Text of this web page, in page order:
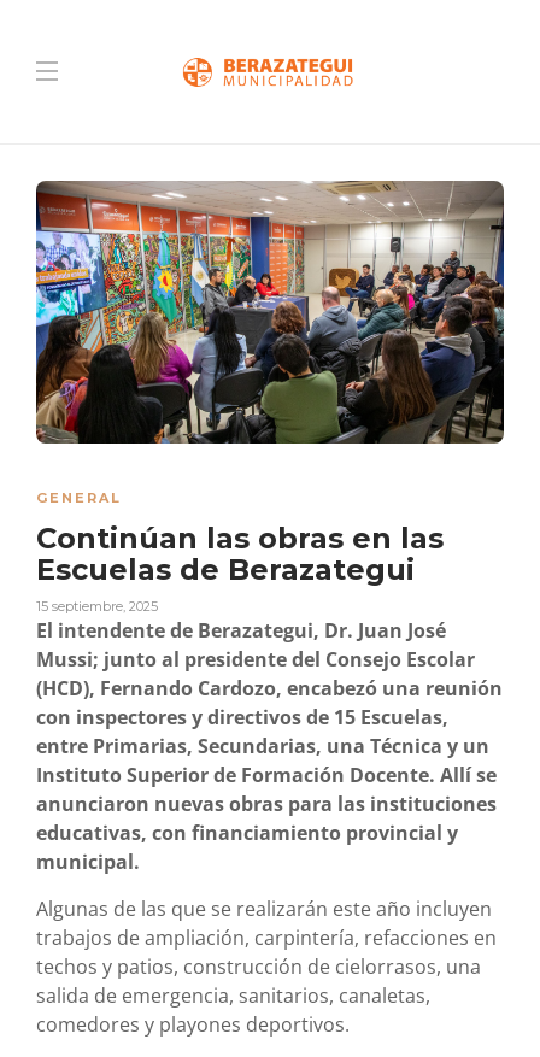
GENERAL
Continúan las obras en las
Escuelas de Berazategui
15 septiembre, 2025
El intendente de Berazategui, Dr. Juan José
Mussi; junto al presidente del Consejo Escolar
(HCD), Fernando Cardozo, encabezó una reunión
con inspectores y directivos de 15 Escuelas,
entre Primarias, Secundarias, una Técnica y un
Instituto Superior de Formación Docente. Allí se
anunciaron nuevas obras para las instituciones
educativas, con financiamiento provincial y
municipal.
Algunas de las que se realizarán este año incluyen
trabajos de ampliación, carpintería, refacciones en
techos y patios, construcción de cielorrasos, una
salida de emergencia, sanitarios, canaletas,
comedores y playones deportivos.